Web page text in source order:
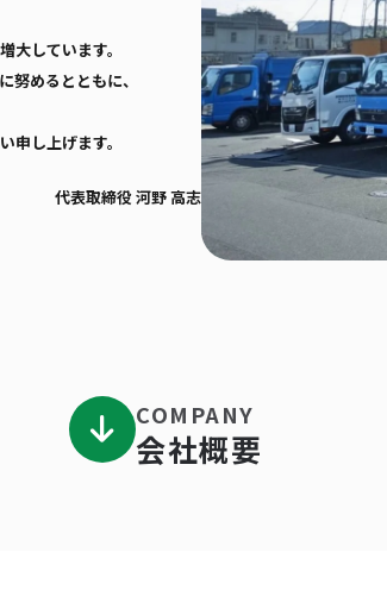
大しています。
努めるとともに、
申し上げます。
代表取締役 河野 高志
COMPANY
会社概要